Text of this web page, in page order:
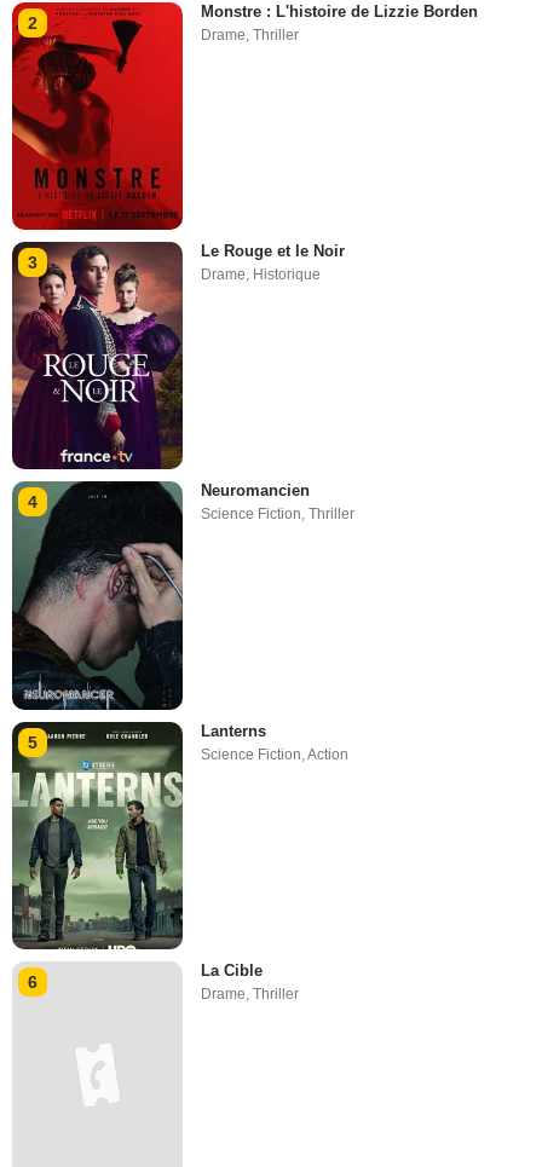
2
Monstre : L'histoire de Lizzie Borden
Drame,Thriller
3
Le Rouge et le Noir
Drame, Historique
4
Neuromancien
Science Fiction,Thriller
5
Lanterns
Science Fiction ,Action
6
La Cible
Drame,Thriller